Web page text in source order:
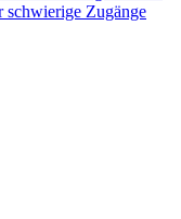
Zugänge